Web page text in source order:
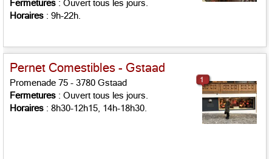
Fermetures : Ouvert tous les jours.
Horaires : 9h-22h.
Pernet Comestibles - Gstaad
Promenade 75 - 3780 Gstaad
Fermetures : Ouvert tous les jours.
Horaires : 8h30-12h15, 14h-18h30.
1